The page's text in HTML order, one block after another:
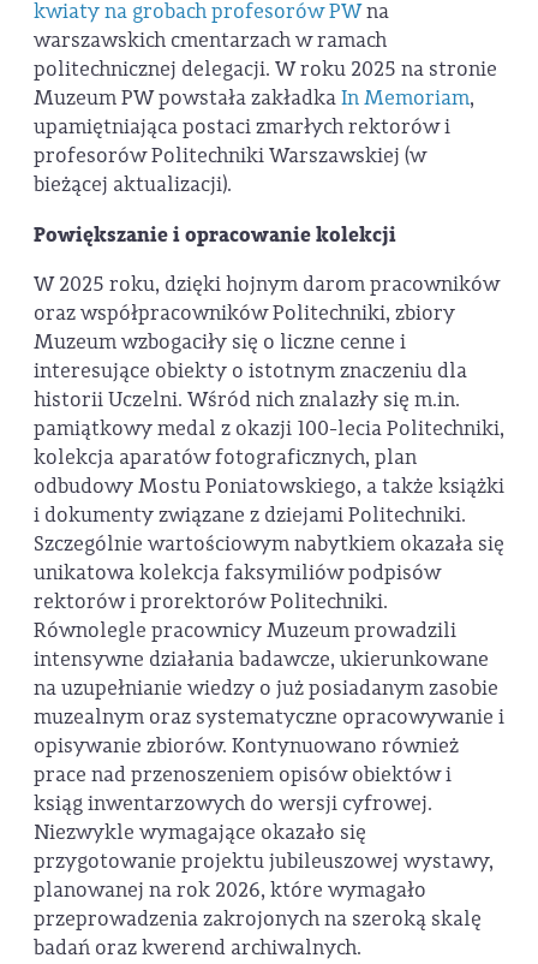
kwiaty na grobach profesorów PWna
warszawskich cmentarzach w ramach
politechnicznej delegacji. W roku 2025 na stronie
Muzeum PW powstała zakładkaIn Memoriam,
upamiętniająca postaci zmarłych rektorów i
profesorów Politechniki Warszawskiej (w
bieżącej aktualizacji).
Powiększanie i opracowanie kolekcji
W 2025 roku, dzięki hojnym darom pracowników
oraz współpracowników Politechniki, zbiory
Muzeum wzbogaciły się o liczne cenne i
interesujące obiekty o istotnym znaczeniu dla
historii Uczelni. Wśród nich znalazły się m.in.
pamiątkowy medal z okazji 100-lecia Politechniki,
kolekcja aparatów fotograficznych, plan
odbudowy Mostu Poniatowskiego, a także książki
i dokumenty związane z dziejami Politechniki.
Szczególnie wartościowym nabytkiem okazała się
unikatowa kolekcja faksymiliów podpisów
rektorów i prorektorów Politechniki.
Równolegle pracownicy Muzeum prowadzili
intensywne działania badawcze, ukierunkowane
na uzupełnianie wiedzy o już posiadanym zasobie
muzealnym oraz systematyczne opracowywanie i
opisywanie zbiorów. Kontynuowano również
prace nad przenoszeniem opisów obiektów i
ksiąg inwentarzowych do wersji cyfrowej.
Niezwykle wymagające okazało się
przygotowanie projektu jubileuszowej wystawy,
planowanej na rok 2026, które wymagało
przeprowadzenia zakrojonych na szeroką skalę
badań oraz kwerend archiwalnych.